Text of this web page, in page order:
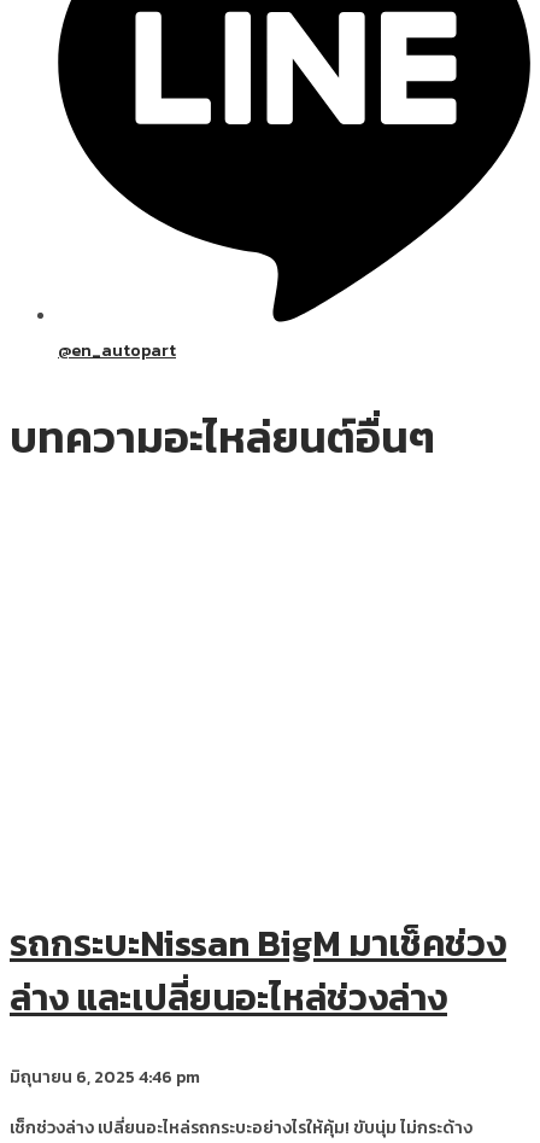
@en_autopart
บทความอะไหล่ยนต์อื่นๆ
รถกระบะNissan BigM มาเช็คช่วง
ล่าง และเปลี่ยนอะไหล่ช่วงล่าง
มิถุนายน 6, 20254:46 pm
เช็กช่วงล่าง เปลี่ยนอะไหล่รถกระบะอย่างไรให้คุ้ม! ขับนุ่ม ไม่กระด้าง